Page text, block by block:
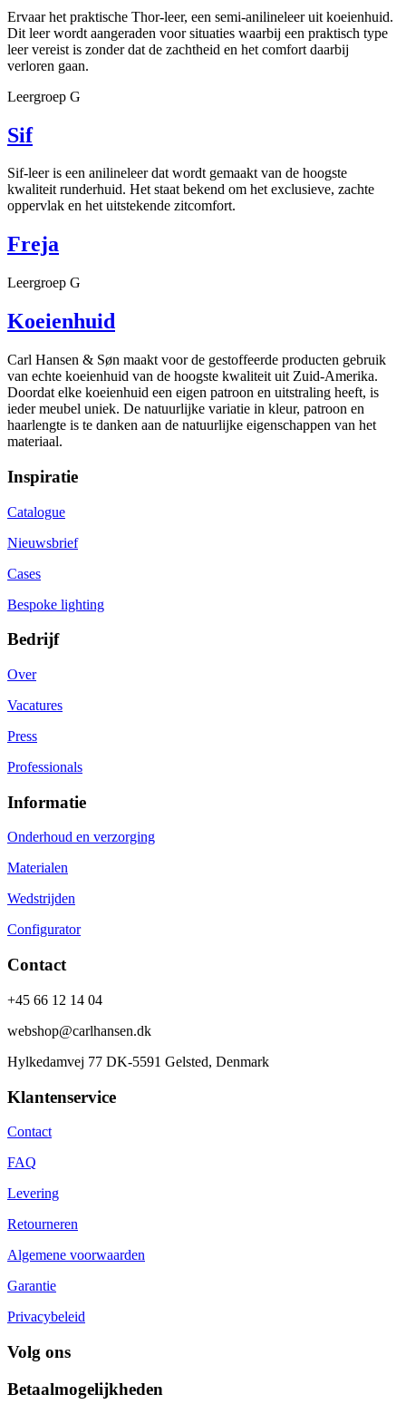
Ervaar het praktische Thor-leer, een semi-anilineleer uit koeienhuid.
Dit leer wordt aangeraden voor situaties waarbij een praktisch type
leer vereist is zonder dat de zachtheid en het comfort daarbij
verloren gaan.
Leergroep G
Sif
Sif-leer is een anilineleer dat wordt gemaakt van de hoogste
kwaliteit runderhuid. Het staat bekend om het exclusieve, zachte
oppervlak en het uitstekende zitcomfort.
Freja
Leergroep G
Koeienhuid
Carl Hansen & Søn maakt voor de gestoffeerde producten gebruik
van echte koeienhuid van de hoogste kwaliteit uit Zuid-Amerika.
Doordat elke koeienhuid een eigen patroon en uitstraling heeft, is
ieder meubel uniek. De natuurlijke variatie in kleur, patroon en
haarlengte is te danken aan de natuurlijke eigenschappen van het
materiaal.
Inspiratie
Catalogue
Nieuwsbrief
Cases
Bespoke lighting
Bedrijf
Over
Vacatures
Press
Professionals
Informatie
Onderhoud en verzorging
Materialen
Wedstrijden
Configurator
Contact
+45 66 12 14 04
webshop@carlhansen.dk
Hylkedamvej 77 DK-5591 Gelsted, Denmark
Klantenservice
Contact
FAQ
Levering
Retourneren
Algemene voorwaarden
Garantie
Privacybeleid
Volg ons
Betaalmogelijkheden